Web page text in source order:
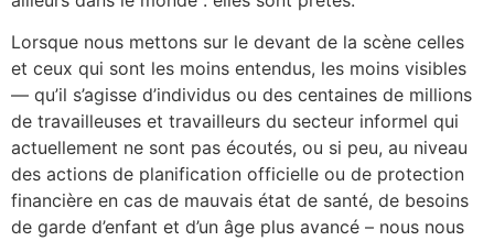
Lorsque nous mettons sur le devant de la scène celles
et ceux qui sont les moins entendus, les moins visibles
— qu’il s’agisse d’individus ou des centaines de millions
de travailleuses et travailleurs du secteur informel qui
actuellement ne sont pas écoutés, ou si peu, au niveau
des actions de planification officielle ou de protection
financière en cas de mauvais état de santé, de besoins
de garde d’enfant et d’un âge plus avancé – nous nous